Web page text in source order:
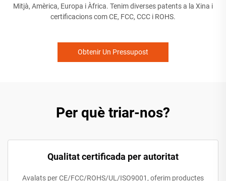
Mitjà, Amèrica, Europa i Àfrica. Tenim diverses patents a la Xina i
certificacions com CE, FCC, CCC i ROHS.
Obtenir Un Pressupost
Per què triar-nos?
Qualitat certificada per autoritat
Avalats per CE/FCC/ROHS/UL/ISO9001, oferim productes